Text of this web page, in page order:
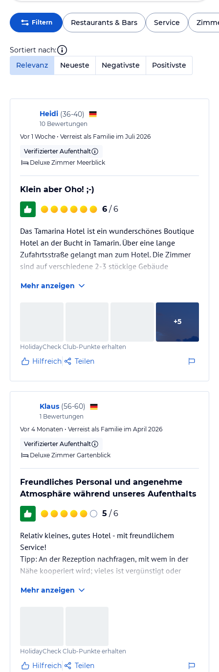
Filtern Restaurants & Bars Service
Sortiert nach:
Relevanz
Neueste Negativste Positivste
Heidi (36-40)
10 Bewertungen
Vor 1 Woche • Verreist als Familie im Juli 2026
Verifizierter Aufenthalt
Deluxe Zimmer Meerblick
Klein aber Oho! ;-)
6 / 6
Das Tamarina Hotel ist ein wunderschönes Boutique
Hotel an der Bucht in Tamarin. Über eine lange
Zufahrtsstraße gelangt man zum Hotel. Die Zimmer
sind auf verschiedene 2-3 stöckige Gebäude
Das Restaurant/Bar ist zum Großteil outdoor und
Mehr anzeigen
+5
HolidayCheck Club-Punkte erhalten
Hilfreich Teilen
Klaus (56-60)
1 Bewertungen
Vor 4 Monaten • Verreist als Familie im April 2026
Verifizierter Aufenthalt
Deluxe Zimmer Gartenblick
Freundliches Personal und angenehme
Atmosphäre während unseres Aufenthalts
5 / 6
Relativ kleines, gutes Hotel - mit freundlichem
Service!
Tipp: An der Rezeption nachfragen, mit wem in der
Nähe kooperiert wird; vieles ist vergünstigt oder
Mehr anzeigen
HolidayCheck Club-Punkte erhalten
Hilfreich Teilen